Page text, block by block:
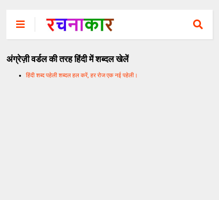
अंग्रेज़ी वर्डल की तरह हिंदी में शब्दल खेलें
हिंदी शब्द पहेली शब्दल हल करें, हर रोज एक नई पहेली।